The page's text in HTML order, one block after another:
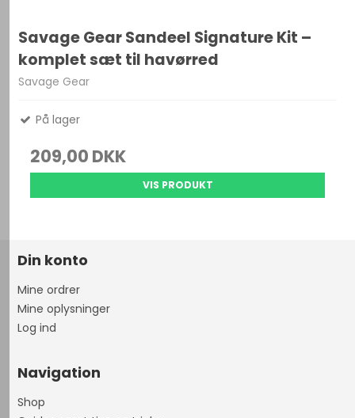
Savage Gear Sandeel Signature Kit –
komplet sæt til havørred
Savage Gear
På lager
209,00 DKK
VIS PRODUKT
Din konto
Mine ordrer
Mine oplysninger
Log ind
Navigation
Shop